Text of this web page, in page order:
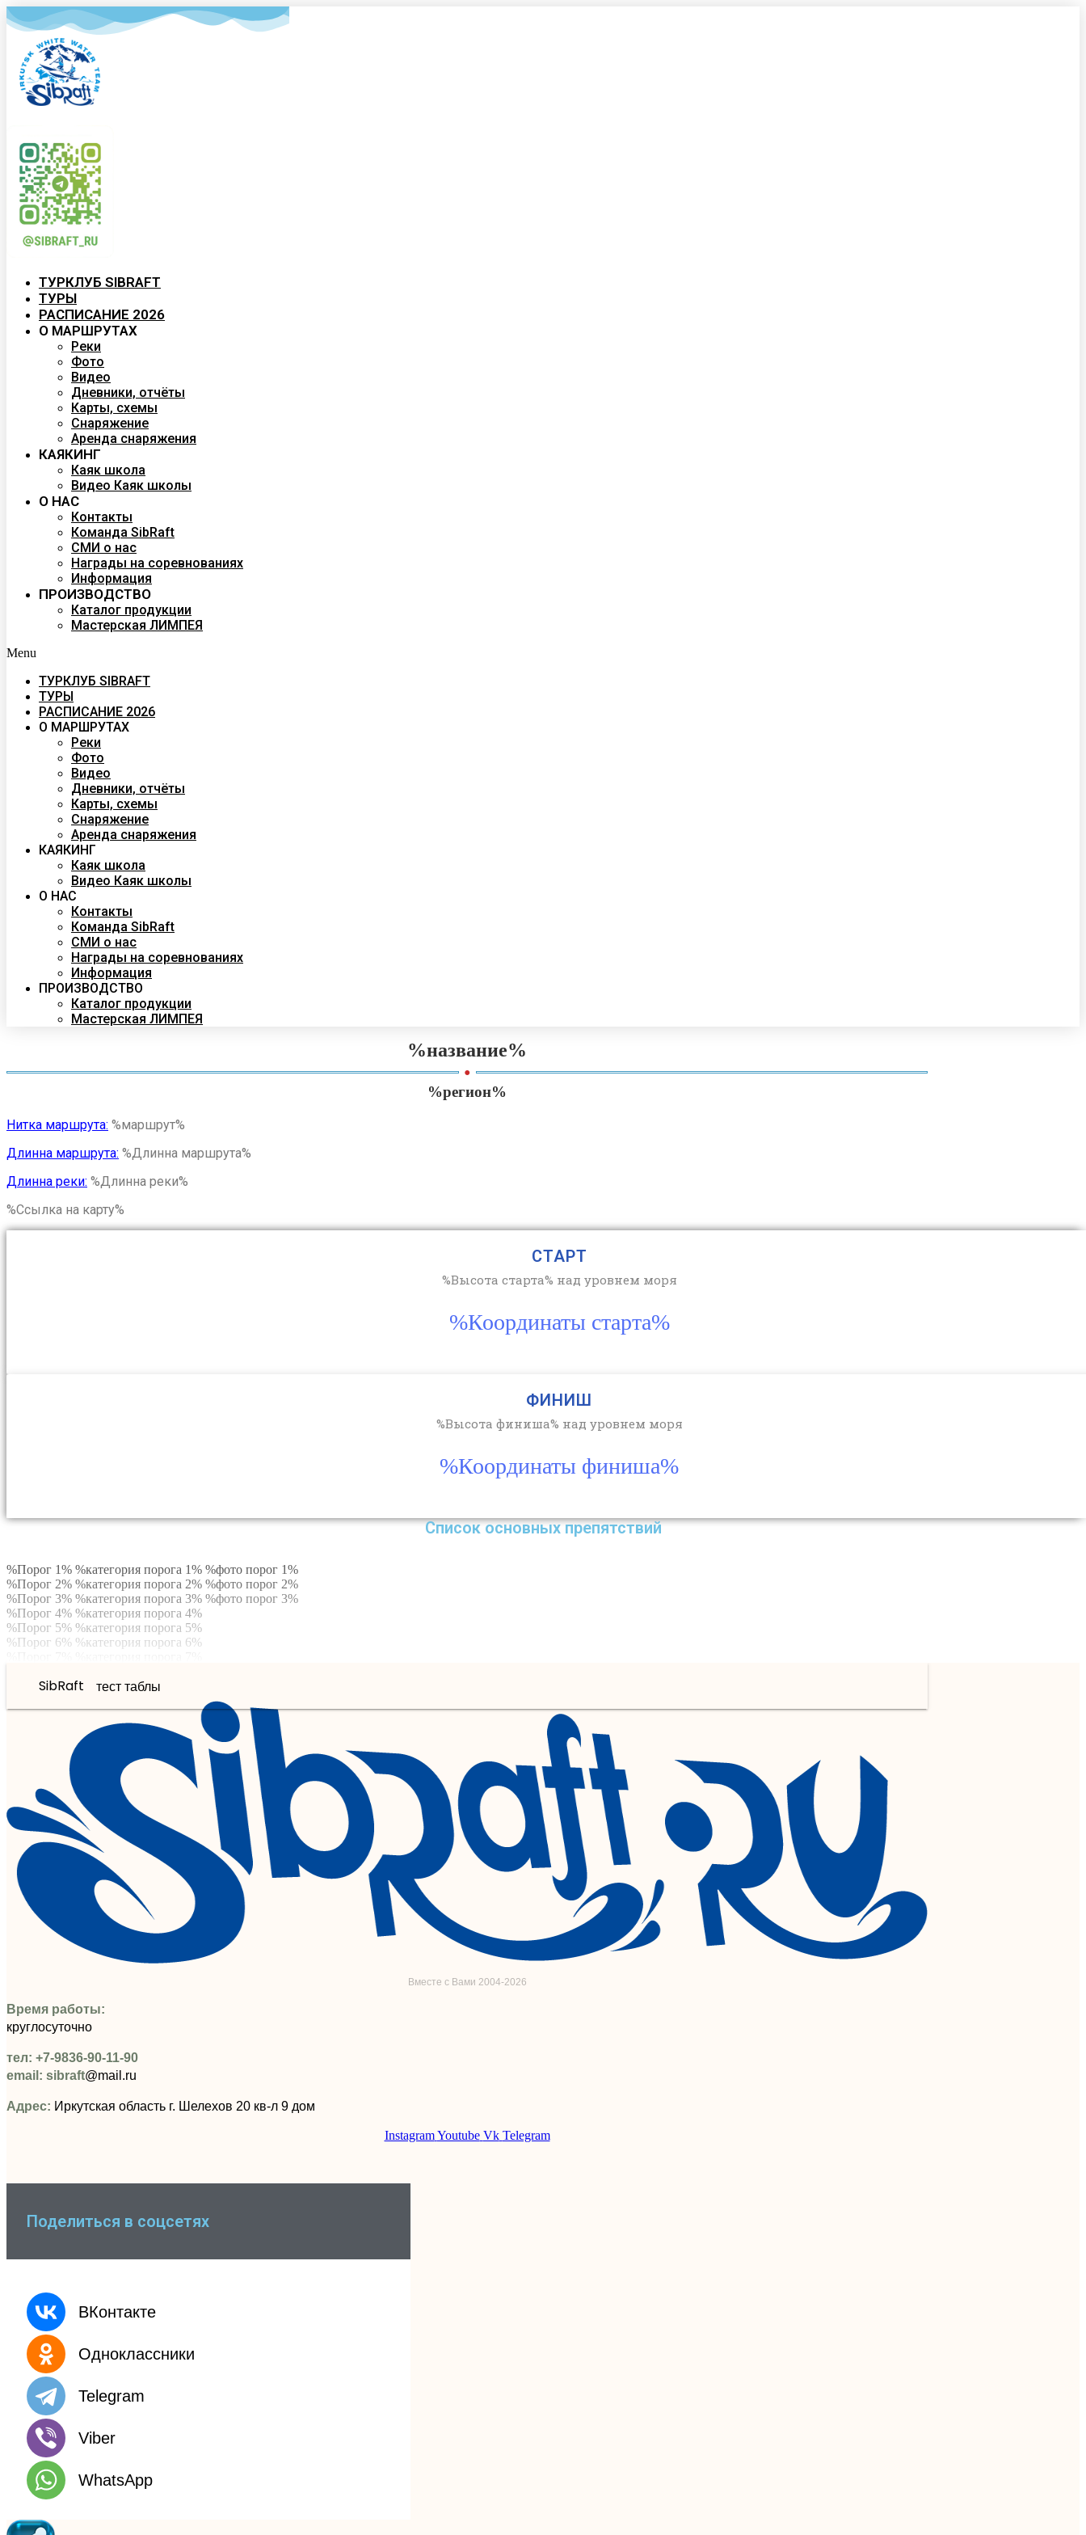
ТУРКЛУБ SIBRAFT
ТУРЫ
РАСПИСАНИЕ 2026
О МАРШРУТАХ
Реки
Фото
Видео
Дневники, отчёты
Карты, схемы
Снаряжение
Аренда снаряжения
КАЯКИНГ
Каяк школа
Видео Каяк школы
О НАС
Контакты
Команда SibRaft
СМИ о нас
Награды на соревнованиях
Информация
ПРОИЗВОДСТВО
Каталог продукции
Мастерская ЛИМПЕЯ
Menu
ТУРКЛУБ SIBRAFT
ТУРЫ
РАСПИСАНИЕ 2026
О МАРШРУТАХ
Реки
Фото
Видео
Дневники, отчёты
Карты, схемы
Снаряжение
Аренда снаряжения
КАЯКИНГ
Каяк школа
Видео Каяк школы
О НАС
Контакты
Команда SibRaft
СМИ о нас
Награды на соревнованиях
Информация
ПРОИЗВОДСТВО
Каталог продукции
Мастерская ЛИМПЕЯ
%название%
.
%регион%
Нитка маршрута: %маршрут%
Длинна маршрута: %Длинна маршрута%
Длинна реки: %Длинна реки%
%Ссылка на карту%
СТАРТ
%Высота старта% над уровнем моря
%Координаты старта%
ФИНИШ
%Высота финиша% над уровнем моря
%Координаты финиша%
Список основных препятствий
%Порог 1% %категория порога 1% %фото порог 1%
%Порог 2% %категория порога 2% %фото порог 2%
%Порог 3% %категория порога 3% %фото порог 3%
%Порог 4% %категория порога 4%
%Порог 5% %категория порога 5%
%Порог 6% %категория порога 6%
%Порог 9% %категория порога 9%
%Порог 10% %категория порога 10%
%Порог 11% %категория порога 11%
%Порог 12% %категория порога 12%
%Порог 13% %категория порога 13%
%Порог 14% %категория порога 14%
%Порог 15% %категория порога 15%
%Порог 16% %категория порога 16%
%Порог 17% %категория порога 17%
%Порог 18% %категория порога 18%
SibRaft тест таблы
Вместе с Вами 2004-2026
Время работы:
круглосуточно
тел: +7-9836-90-11-90
email: sibraft@mail.ru
Адрес: Иркутская область г. Шелехов 20 кв-л 9 дом
Instagram Youtube Vk Telegram
Поделиться в соцсетях
ВКонтакте
Одноклассники
Telegram
Viber
WhatsApp